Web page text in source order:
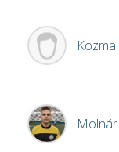
Kozma
Molnár